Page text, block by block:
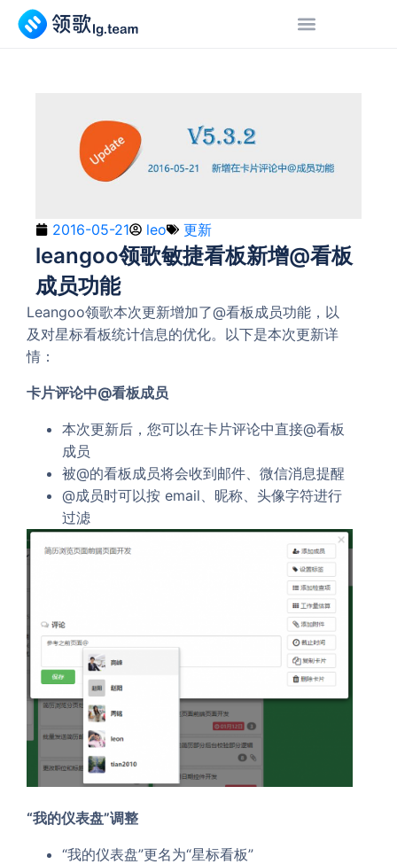
2016-05-21 leo 更新
leangoo领歌敏捷看板新增@看板
成员功能
Leangoo领歌本次更新增加了@看板成员功能，以
及对星标看板统计信息的优化。以下是本次更新详
情：
卡片评论中@看板成员
本次更新后，您可以在卡片评论中直接@看板
成员
被@的看板成员将会收到邮件、微信消息提醒
@成员时可以按 email、昵称、头像字符进行
过滤
“我的仪表盘”调整
“我的仪表盘”更名为“星标看板”